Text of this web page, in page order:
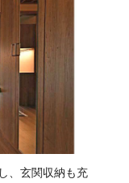
、玄関収納も充